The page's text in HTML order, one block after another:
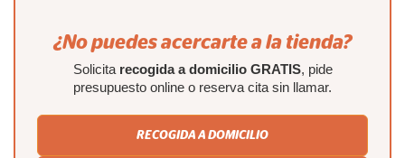
¿No puedes acercarte a la tienda?
Solicita recogida a domicilio GRATIS, pide
presupuesto online o reserva cita sin llamar.
RECOGIDA A DOMICILIO